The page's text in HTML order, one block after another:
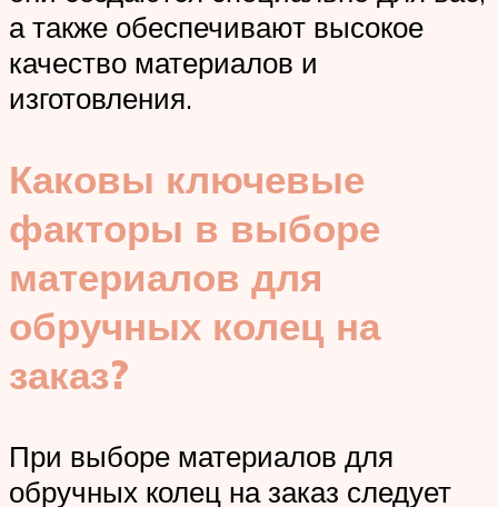
а также обеспечивают высокое
качество материалов и
изготовления.
Каковы ключевые
факторы в выборе
материалов для
обручных колец на
заказ?
При выборе материалов для
обручных колец на заказ следует